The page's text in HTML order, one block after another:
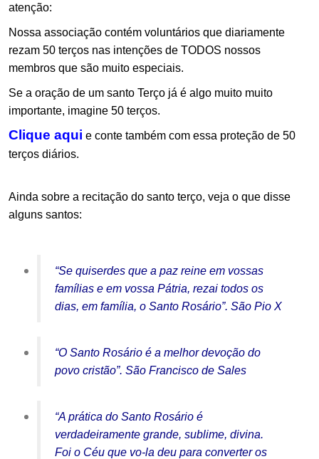
atenção:
Nossa associação contém voluntários que diariamente
rezam 50 terços nas intenções de TODOS nossos
membros que são muito especiais.
Se a oração de um santo Terço já é algo muito muito
importante, imagine 50 terços.
Clique aqui e conte também com essa proteção de 50
terços diários.
Ainda sobre a recitação do santo terço, veja o que disse
alguns santos:
“Se quiserdes que a paz reine em vossas
famílias e em vossa Pátria, rezai todos os
dias, em família, o Santo Rosário”. São Pio X
“O Santo Rosário é a melhor devoção do
povo cristão”. São Francisco de Sales
“A prática do Santo Rosário é
verdadeiramente grande, sublime, divina.
Foi o Céu que vo-la deu para converter os